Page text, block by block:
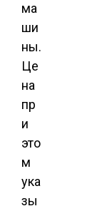
ма
ши
ны.
Це
на
пр
и
это
м
ука
зы